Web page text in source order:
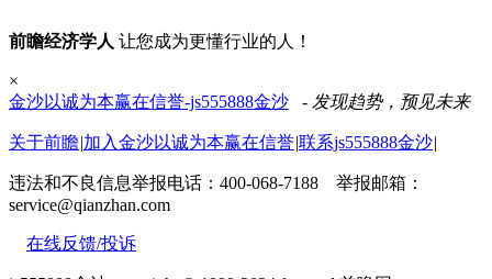
前瞻经济学人 让您成为更懂行业的人！
×
金沙以诚为本赢在信誉-js555888金沙
- 发现趋势，预见未来
关于前瞻|加入金沙以诚为本赢在信誉|联系js555888金沙|
违法和不良信息举报电话：400-068-7188 举报邮箱：
service@qianzhan.com
在线反馈/投诉